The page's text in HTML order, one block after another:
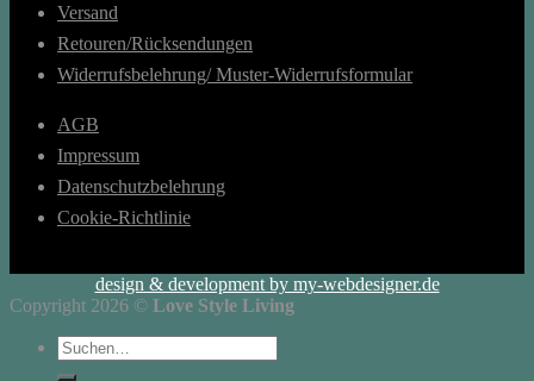
Versand
Retouren/Rücksendungen
Widerrufsbelehrung/ Muster-Widerrufsformular
AGB
Impressum
Datenschutzbelehrung
Cookie-Richtlinie
design & development by my-webdesigner.de
Copyright 2026 © Love Style Living
Suchen
nach: